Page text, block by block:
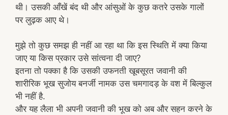
थी। उसकी आँखें बंद थी और आंसुओं के कुछ कतरे उसके गालों
पर लुढ़क आए थे।
मुझे तो कुछ समझ ही नहीं आ रहा था कि इस स्थिति में क्या किया
जाए या किस प्रकार उसे सांत्वना दी जाए?
इतना तो पक्का है कि उसकी उफनती खूबसूरत जवानी की
शारीरिक भूख सुजोय बनर्जी नामक उस चमगादड़ के वश में बिल्कुल
भी नहीं है.
और यह लैला भी अपनी जवानी की भूख को अब और सहन करने के